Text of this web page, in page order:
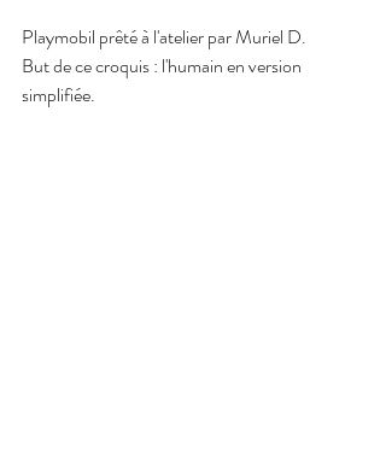
Playmobil prêté à l'atelier par Muriel D.
But de ce croquis : l'humain en version
simplifiée.